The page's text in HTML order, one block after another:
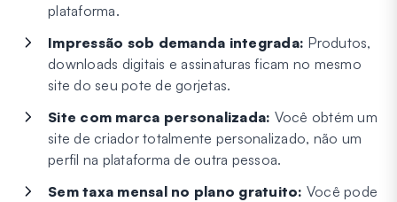
plataforma.
Impressão sob demanda integrada: Produtos,
downloads digitais e assinaturas ficam no mesmo
site do seu pote de gorjetas.
Site com marca personalizada: Você obtém um
site de criador totalmente personalizado, não um
perfil na plataforma de outra pessoa.
Sem taxa mensal no plano gratuito: Você pode